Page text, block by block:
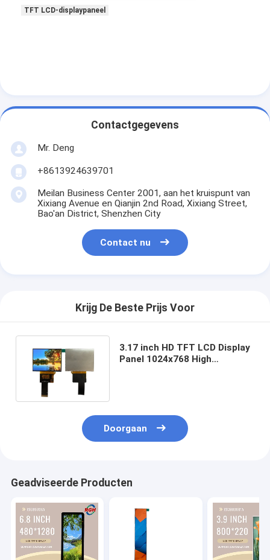
TFT LCD-displaypaneel
Contactgegevens
Mr. Deng
+8613924639701
Meilan Business Center 2001, aan het kruispunt van
Xixiang Avenue en Qianjin 2nd Road, Xixiang Street,
Bao'an District, Shenzhen City
Contact nu
Krijg De Beste Prijs Voor
3.17 inch HD TFT LCD Display
Panel 1024x768 High
Doorgaan
Geadviseerde Producten